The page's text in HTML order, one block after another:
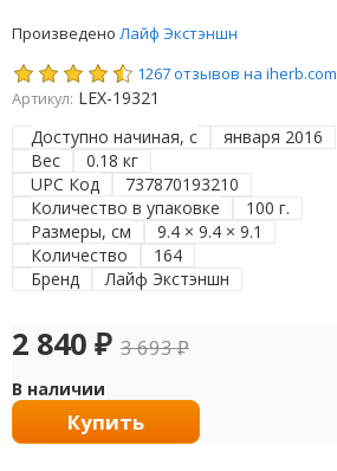
Произведено Лайф Экстэншн
1267 отзывов на iherb.com
Артикул: LEX-19321
Доступно начиная, с
января 2016
Вес
0.18 кг
UPC Код
737870193210
Количество в упаковке
100 г.
Размеры, см
9.4 × 9.4 × 9.1
Количество
164
Бренд
Лайф Экстэншн
2 840 ₽ 3 693₽
В наличии
Купить